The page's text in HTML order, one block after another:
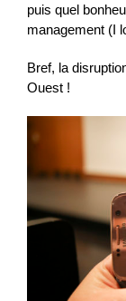
puis quel
management (I
Bref, la
Ouest !